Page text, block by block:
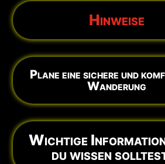
Hinweise
Plane eine sichere und
Wanderung
Wichtige
du wissen